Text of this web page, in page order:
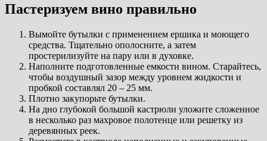
Пастеризуем вино правильно
Вымойте бутылки с применением ершика и моющего
средства. Тщательно ополосните, а затем
простерилизуйте на пару или в духовке.
Наполните подготовленные емкости вином. Старайтесь,
чтобы воздушный зазор между уровнем жидкости и
пробкой составлял 20 – 25 мм.
Плотно закупорьте бутылки.
На дно глубокой большой кастрюли уложите сложенное
в несколько раз махровое полотенце или решетку из
деревянных реек.